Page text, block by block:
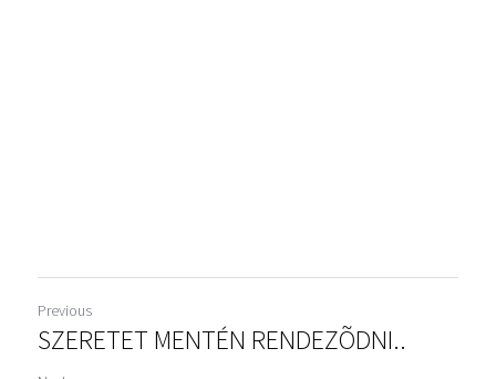
Previous
SZERETET MENTÉN RENDEZÕDNI..